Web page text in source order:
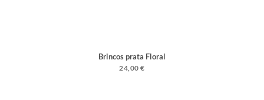
Brincos prata Floral
24,00 €